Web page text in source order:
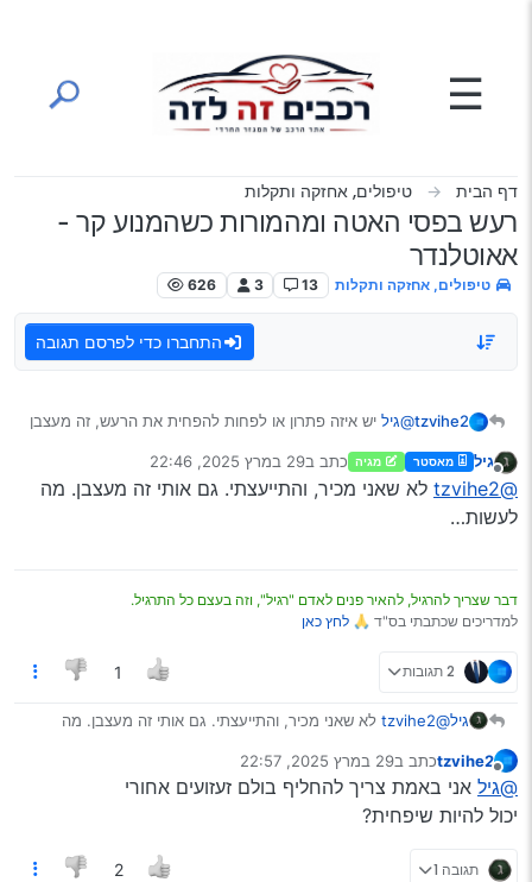
☰
דף הבית טיפולים, אחזקה ותקלות
רעש בפסי האטה ומהמורות כשהמנוע קר -
אאוטלנדר
טיפולים, אחזקה ותקלות 13
3
626
התחברו כדי לפרסם תגובה
tzvihe2@גיל יש איזה פתרון או לפחות להפחית את הרעש, זה מעצבן
מנותק
גיל מאסטר מגיה כתב ב29 במרץ 2025, 22:46
נערך לאחרונה על ידי
@tzvihe2
לא שאני מכיר, והתייעצתי. גם אותי זה מעצבן. מה
לעשות…
דבר שצריך להרגיל, להאיר פנים לאדם "רגיל", וזה בעצם כל התרגיל.
למדריכים שכתבתי בס"ד 🙏 לחץ כאן
2 תגובות 1
גיל@tzvihe2
לא שאני מכיר, והתייעצתי. גם אותי זה מעצבן. מה
מנותק
tzvihe2כתב ב29 במרץ 2025, 22:57
נערך לאחרונה על ידי
@גיל אני באמת צריך להחליף בולם זעזועים אחורי
יכול להיות שיפחית?
תגובה 1 2